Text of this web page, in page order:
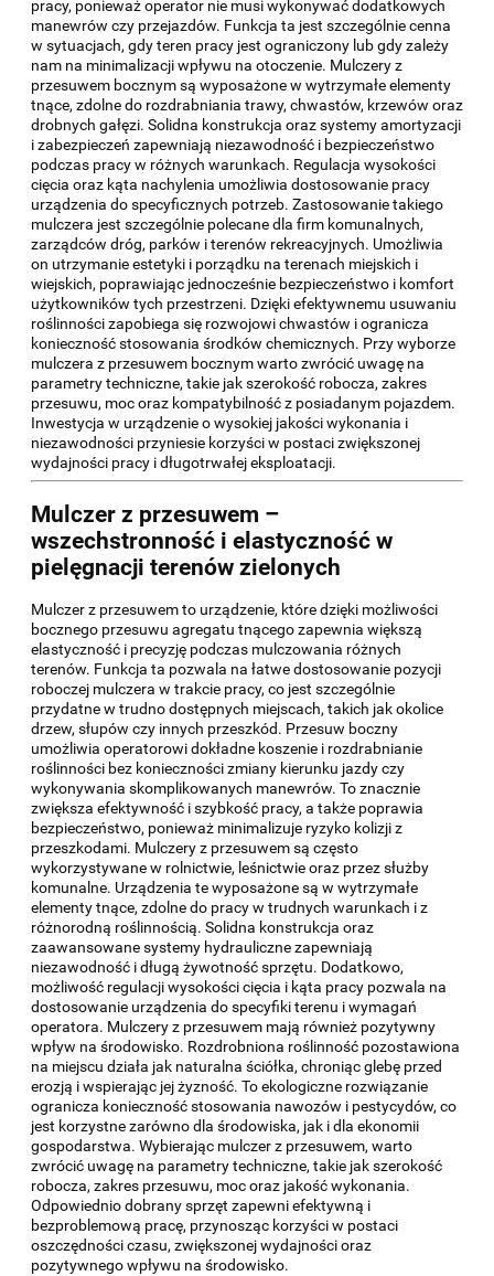
pracy, ponieważ operator nie musi wykonywać dodatkowych
manewrów czy przejazdów. Funkcja ta jest szczególnie cenna
w sytuacjach, gdy teren pracy jest ograniczony lub gdy zależy
nam na minimalizacji wpływu na otoczenie. Mulczery z
przesuwem bocznym są wyposażone w wytrzymałe elementy
tnące, zdolne do rozdrabniania trawy, chwastów, krzewów oraz
drobnych gałęzi. Solidna konstrukcja oraz systemy amortyzacji
i zabezpieczeń zapewniają niezawodność i bezpieczeństwo
podczas pracy w różnych warunkach. Regulacja wysokości
cięcia oraz kąta nachylenia umożliwia dostosowanie pracy
urządzenia do specyficznych potrzeb. Zastosowanie takiego
mulczera jest szczególnie polecane dla firm komunalnych,
zarządców dróg, parków i terenów rekreacyjnych. Umożliwia
on utrzymanie estetyki i porządku na terenach miejskich i
wiejskich, poprawiając jednocześnie bezpieczeństwo i komfort
użytkowników tych przestrzeni. Dzięki efektywnemu usuwaniu
roślinności zapobiega się rozwojowi chwastów i ogranicza
konieczność stosowania środków chemicznych. Przy wyborze
mulczera z przesuwem bocznym warto zwrócić uwagę na
parametry techniczne, takie jak szerokość robocza, zakres
przesuwu, moc oraz kompatybilność z posiadanym pojazdem.
Inwestycja w urządzenie o wysokiej jakości wykonania i
niezawodności przyniesie korzyści w postaci zwiększonej
wydajności pracy i długotrwałej eksploatacji.
Mulczer z przesuwem –
wszechstronność i elastyczność w
pielęgnacji terenów zielonych
Mulczer z przesuwem to urządzenie, które dzięki możliwości
bocznego przesuwu agregatu tnącego zapewnia większą
elastyczność i precyzję podczas mulczowania różnych
terenów. Funkcja ta pozwala na łatwe dostosowanie pozycji
roboczej mulczera w trakcie pracy, co jest szczególnie
przydatne w trudno dostępnych miejscach, takich jak okolice
drzew, słupów czy innych przeszkód. Przesuw boczny
umożliwia operatorowi dokładne koszenie i rozdrabnianie
roślinności bez konieczności zmiany kierunku jazdy czy
wykonywania skomplikowanych manewrów. To znacznie
zwiększa efektywność i szybkość pracy, a także poprawia
bezpieczeństwo, ponieważ minimalizuje ryzyko kolizji z
przeszkodami. Mulczery z przesuwem są często
wykorzystywane w rolnictwie, leśnictwie oraz przez służby
komunalne. Urządzenia te wyposażone są w wytrzymałe
elementy tnące, zdolne do pracy w trudnych warunkach i z
różnorodną roślinnością. Solidna konstrukcja oraz
zaawansowane systemy hydrauliczne zapewniają
niezawodność i długą żywotność sprzętu. Dodatkowo,
możliwość regulacji wysokości cięcia i kąta pracy pozwala na
dostosowanie urządzenia do specyfiki terenu i wymagań
operatora. Mulczery z przesuwem mają również pozytywny
wpływ na środowisko. Rozdrobniona roślinność pozostawiona
na miejscu działa jak naturalna ściółka, chroniąc glebę przed
erozją i wspierając jej żyzność. To ekologiczne rozwiązanie
ogranicza konieczność stosowania nawozów i pestycydów, co
jest korzystne zarówno dla środowiska, jak i dla ekonomii
gospodarstwa. Wybierając mulczer z przesuwem, warto
zwrócić uwagę na parametry techniczne, takie jak szerokość
robocza, zakres przesuwu, moc oraz jakość wykonania.
Odpowiednio dobrany sprzęt zapewni efektywną i
bezproblemową pracę, przynosząc korzyści w postaci
oszczędności czasu, zwiększonej wydajności oraz
pozytywnego wpływu na środowisko.